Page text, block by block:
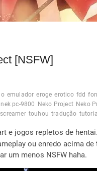
[NSFW]
emulador eroge erotico fdd
nek pc-9800 Neko Project Neko
touhou tradução
e jogos repletos de
ou enredo acima
um menos NSFW haha.